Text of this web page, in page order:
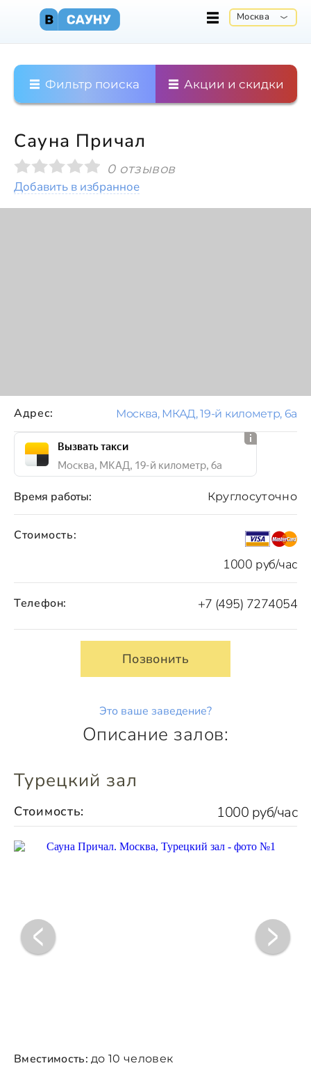
Москва
Фильтр поиска Акции и скидки
Сауна Причал
0 отзывов
Добавить в избранное
Стоимость:
1000 руб/час
Время работы: Круглосуточно
Телефон: +7 (495) 7274054
Позвонить
Это ваше заведение?
Адрес: Москва, МКАД, 19-й километр, 6а
Вызвать такси
Москва, МКАД, 19-й километр, 6а
Описание залов:
Турецкий зал
Стоимость: 1000 руб/час
Вместимость: до 10 человек